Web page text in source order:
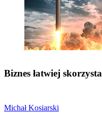
Biznes łatwiej
Michał Kosiarski